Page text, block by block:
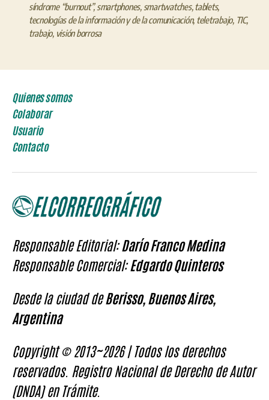
síndrome “burnout”,smartphones, smartwatches,tablets,
tecnologías de la información y de la comunicación, teletrabajo, TIC,
trabajo, visión borrosa
Quienes somos
Colaborar
Usuario
Contacto
Responsable Editorial:Darío Franco Medina
Responsable Comercial:Edgardo Quinteros
Desde la ciudad deBerisso, Buenos Aires,
Argentina
Copyright © 2013~2026 | Todos los derechos
reservados. Registro Nacional de Derecho de Autor
(DNDA) en Trámite.